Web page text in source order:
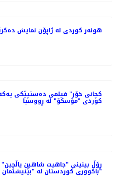
هونەر کوردی لە ژاپۆن نمایش
کوردی "مۆسکۆ" لە ڕووسیا
ڕۆڵ بینینی "جاهیت شاهین یاڵچین"
باکووری کوردستان لە "بێنیشتمان"